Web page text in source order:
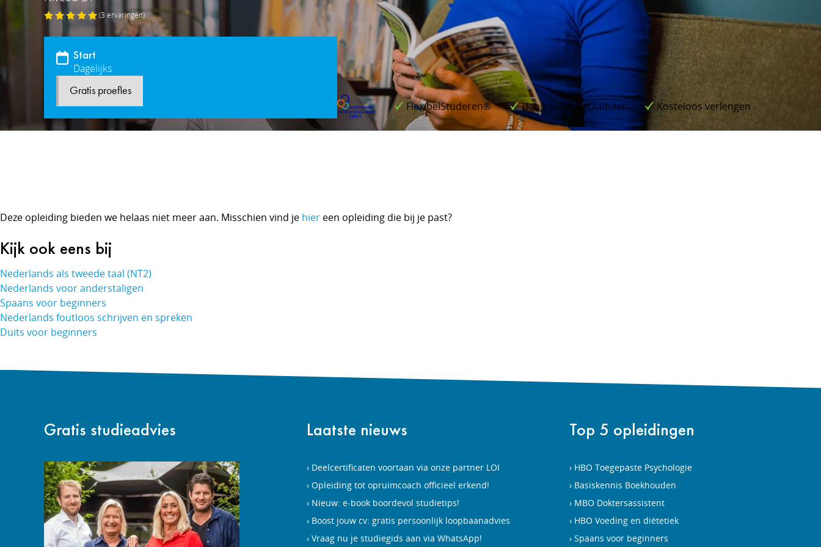
(3 ervaringen)
Start
Dagelijks
Gratis proefles
FlexibelStuderen® Haalbaar & betaalbaar Kosteloos verlengen
Deze opleiding bieden we helaas niet meer aan. Misschien vind je hier een opleiding die bij je past?
Kijk ook eens bij
Nederlands als tweede taal (NT2)
Nederlands voor anderstaligen
Spaans voor beginners
Nederlands foutloos schrijven en spreken
Duits voor beginners
Gratis studieadvies Laatste nieuws
Deelcertificaten voortaan via onze partner LOI
Opleiding tot opruimcoach officieel erkend!
Nieuw: e-book boordevol studietips!
Boost jouw cv: gratis persoonlijk loopbaanadvies
Vraag nu je studiegids aan via WhatsApp!
Top 5 opleidingen
HBO Toegepaste Psychologie
Basiskennis Boekhouden
MBO Doktersassistent
HBO Voeding en diëtetiek
Spaans voor beginners